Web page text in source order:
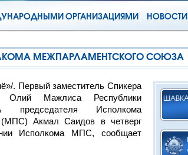
ОРГАНИЗАЦИЯМИ НОВОСТИ
МЕЖПАРЛАМЕНТСКОГО СОЮЗА
. Первый заместитель Спикера
Олий Мажлиса Республики
председателя Исполкома
(МПС) Акмал Саидов в четверг
Исполкома МПС, сообщает